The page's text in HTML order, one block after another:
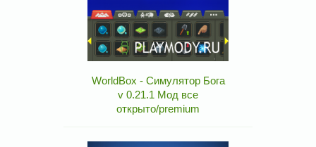
WorldBox - Симулятор Бога
v 0.21.1 Мод все
открыто/premium